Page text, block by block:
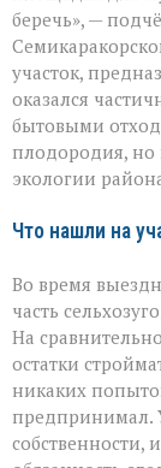
беречь», —
участок,
оказался
бытовыми
плодородия,
экологии
Что нашли на
Во время
часть
На
остатки
никаких
предпринимал.
собственности,